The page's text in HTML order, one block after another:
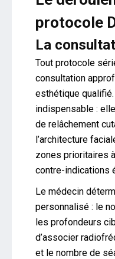
protocole
La
Tout protocole
consultation
esthétique
indispensable :
de relâchement
l’architecture
zones prioritaires
contre-indications
Le médecin
personnalisé : le
les profondeurs
d’associer
et le nombre de